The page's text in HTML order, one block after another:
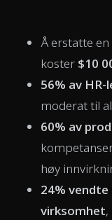
Å erstatte
koster $10
56% av HR-
moderat til
60% av
høy
24%
virksomhet,